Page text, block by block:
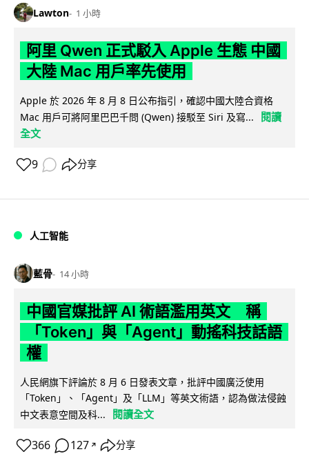
Lawton 1 小時
阿里 Qwen 正式駁入 Apple 生態 中國
大陸 Mac 用戶率先使用
Apple 於 2026 年 8 月 8 日公布指引，確認中國大陸合資格
Mac 用戶可將阿里巴巴千問 (Qwen) 接駁至 Siri 及寫...
閱讀
全文
9 分享
人工智能
藍骨 14 小時
中國官媒批評 AI 術語濫用英文 稱
「Token」與「Agent」動搖科技話語
權
人民網旗下評論於 8 月 6 日發表文章，批評中國廣泛使用
「Token」、「Agent」及「LLM」等英文術語，認為做法侵蝕
中文表意空間及科...
閱讀全文
366 127 ↗ 分享